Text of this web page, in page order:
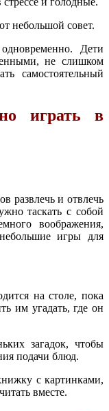
небольшой совет.
Дети
не слишком
самостоятельный
играть в
развлечь и отвлечь
таскать с собой
воображения,
игры для
на столе, пока
им угадать, где он
загадок, чтобы
подачи блюд.
с картинками,
вместе.